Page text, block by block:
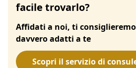
facile trovarlo?
Affidati a noi, ti
davvero adatti a te
Scopri il servizio di